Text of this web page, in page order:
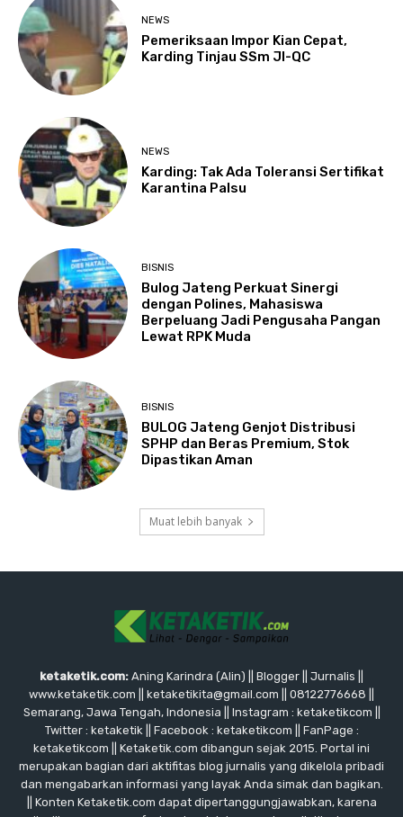
NEWS
Pemeriksaan Impor Kian Cepat,
Karding Tinjau SSm JI-QC
NEWS
Karding: Tak Ada Toleransi Sertifikat
Karantina Palsu
BISNIS
Bulog Jateng Perkuat Sinergi
dengan Polines, Mahasiswa
Berpeluang Jadi Pengusaha Pangan
Lewat RPK Muda
BISNIS
BULOG Jateng Genjot Distribusi
SPHP dan Beras Premium, Stok
Dipastikan Aman
Muat lebih banyak
ketaketik.com: Aning Karindra (Alin) || Blogger || Jurnalis ||
www.ketaketik.com || ketaketikita@gmail.com || 08122776668 ||
Semarang, Jawa Tengah, Indonesia || Instagram : ketaketikcom ||
Twitter : ketaketik || Facebook : ketaketikcom || FanPage :
ketaketikcom || Ketaketik.com dibangun sejak 2015. Portal ini
merupakan bagian dari aktifitas blog jurnalis yang dikelola pribadi
dan mengabarkan informasi yang layak Anda simak dan bagikan.
|| Konten Ketaketik.com dapat dipertanggungjawabkan, karena